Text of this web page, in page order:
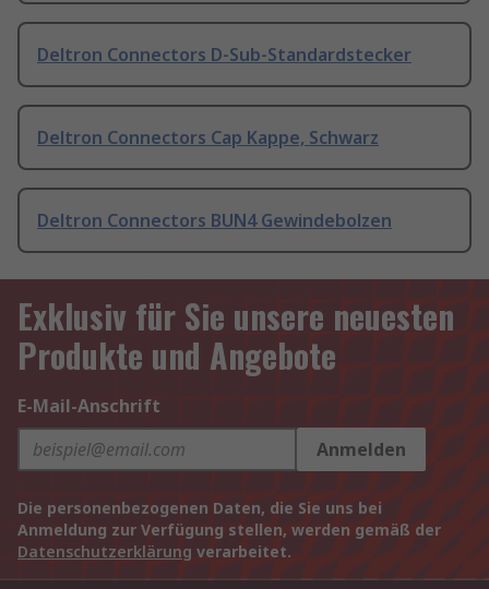
Deltron Connectors D-Sub-Standardstecker
Deltron Connectors Cap Kappe, Schwarz
Deltron Connectors BUN4 Gewindebolzen
Exklusiv für Sie unsere neuesten
Produkte und Angebote
E-Mail-Anschrift
Anmelden
Die personenbezogenen Daten, die Sie uns bei
Anmeldung zur Verfügung stellen, werden gemäß der
Datenschutzerklärung verarbeitet.